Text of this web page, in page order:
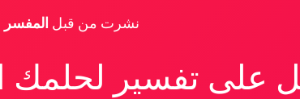
نشرت من قبل المفسر
على تفسير لحلمك